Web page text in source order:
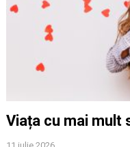
Viața cu mai mult